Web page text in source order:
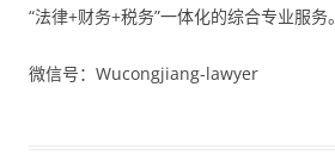
“法律+财务+税务”一体化的综合专业服务。
微信号：Wucongjiang-lawyer